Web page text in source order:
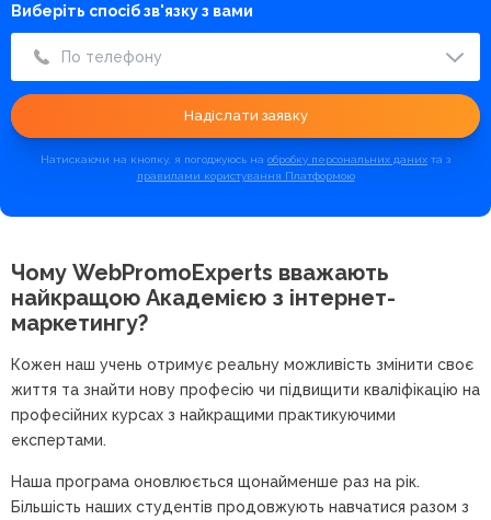
Виберіть спосіб зв'язку з вами
По телефону
Надіслати заявку
Натискаючи на кнопку, я погоджуюсь на обробку персональних даних та з
правилами користування Платформою
Чому WebPromoExperts вважають
найкращою Академією з інтернет-
маркетингу?
Кожен наш учень отримує реальну можливість змінити своє
життя та знайти нову професію чи підвищити кваліфікацію на
професійних курсах з найкращими практикуючими
експертами.
Наша програма оновлюється щонайменше раз на рік.
Більшість наших студентів продовжують навчатися разом з